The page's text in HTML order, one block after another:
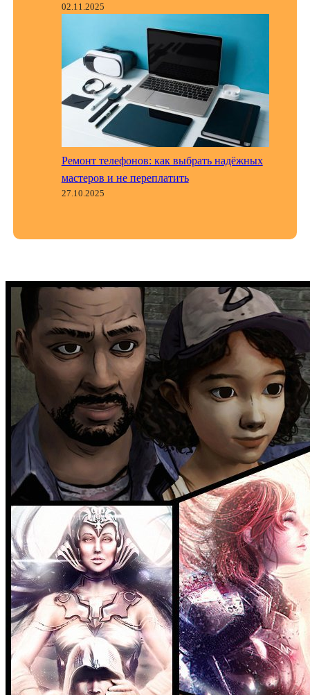
02.11.2025
Ремонт телефонов: как выбрать надёжных
мастеров и не переплатить
27.10.2025